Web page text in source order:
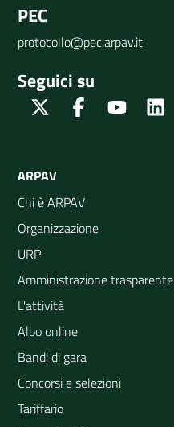
PEC
protocollo@pec.arpav.it
Seguici su
Twitter FacebookYoutube
ARPAV
Chi è ARPAV
Organizzazione
URP
Amministrazione trasparente
L'attività
Albo online
Bandi di gara
Concorsi e selezioni
Tariffario